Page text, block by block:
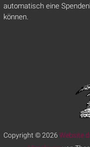
automatisch eine
können.
Copyright © 2026Website